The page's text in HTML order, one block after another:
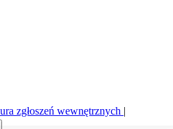
zgłoszeń wewnętrznych |